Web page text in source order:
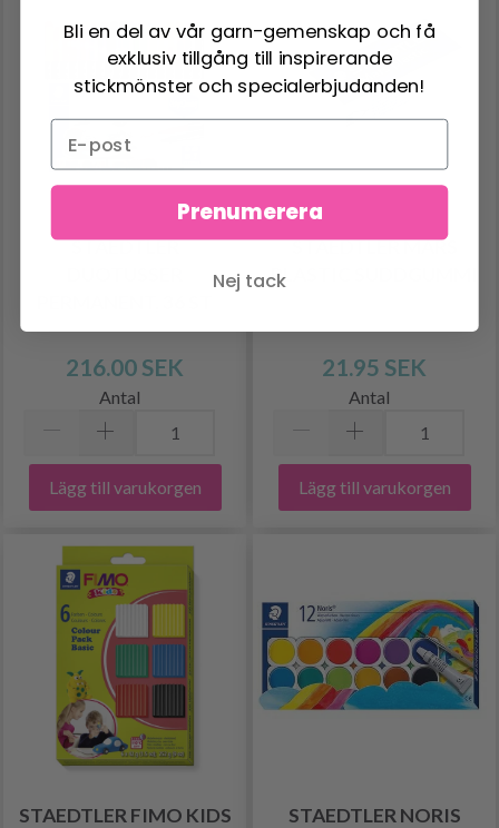
STAEDTLER
216.00 SEK
Antal
Lägg till varukorgen
STAEDTLER MARS
PLASTIC SUDDGUMMI
21.95 SEK
Antal
Lägg till varukorgen
STAEDTLER FIMO KIDS
STAEDTLER NORIS
Bli en del av vår garn-gemenskap och få
exklusiv tillgång till inspirerande
stickmönster och specialerbjudanden!
Prenumerera
Nej tack